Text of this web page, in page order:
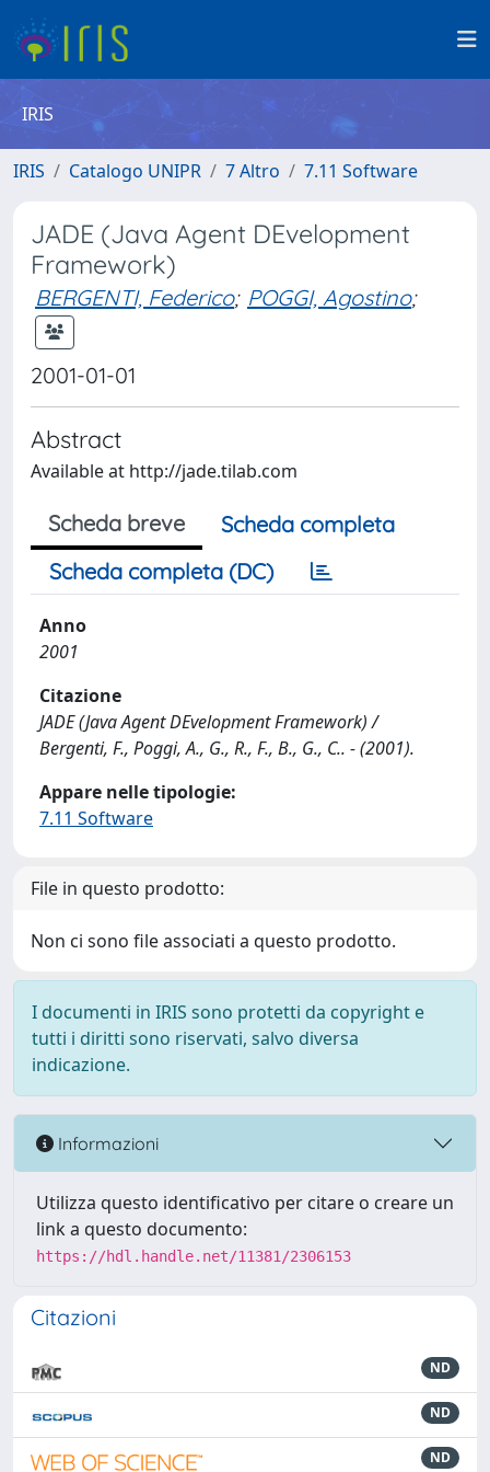
IRIS
IRIS Catalogo UNIPR 7 Altro 7.11 Software
JADE (Java Agent DEvelopment
Framework)
BERGENTI, Federico; POGGI, Agostino;
2001-01-01
Abstract
Available at http://jade.tilab.com
Scheda breve
Scheda completa
Scheda completa (DC)
Anno
2001
Citazione
JADE (Java Agent DEvelopment Framework) /
Bergenti, F., Poggi, A., G., R., F., B., G., C.. - (2001).
Appare nelle tipologie:
7.11 Software
File in questo prodotto:
Non ci sono file associati a questo prodotto.
I documenti in IRIS sono protetti da copyright e
tutti i diritti sono riservati, salvo diversa
indicazione.
Informazioni
Utilizza questo identificativo per citare o creare un
link a questo documento:
https://hdl.handle.net/11381/2306153
Citazioni
ND
ND
ND